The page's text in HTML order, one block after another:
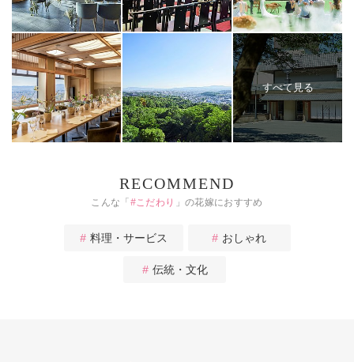
すべて見る
RECOMMEND
こんな「 #こだわり 」の花嫁におすすめ
料理・サービス おしゃれ
伝統・文化